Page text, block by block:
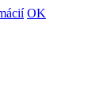
OK